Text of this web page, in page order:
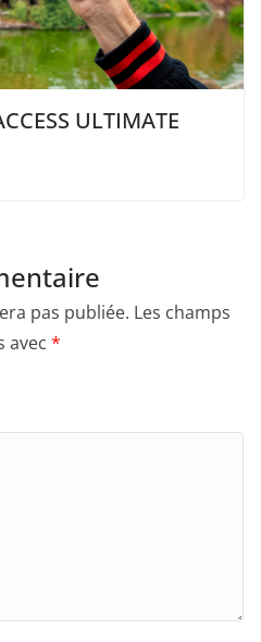
ULTIMATE
pas publiée. Les champs
avec *